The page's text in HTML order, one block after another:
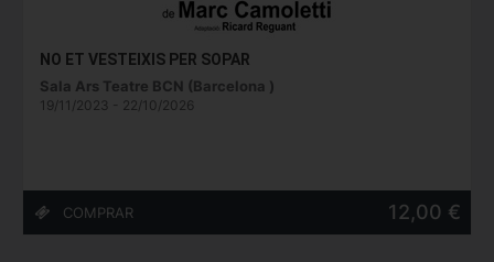
NO ET VESTEIXIS PER SOPAR
Sala Ars Teatre BCN (Barcelona )
19/11/2023 - 22/10/2026
12,00 €